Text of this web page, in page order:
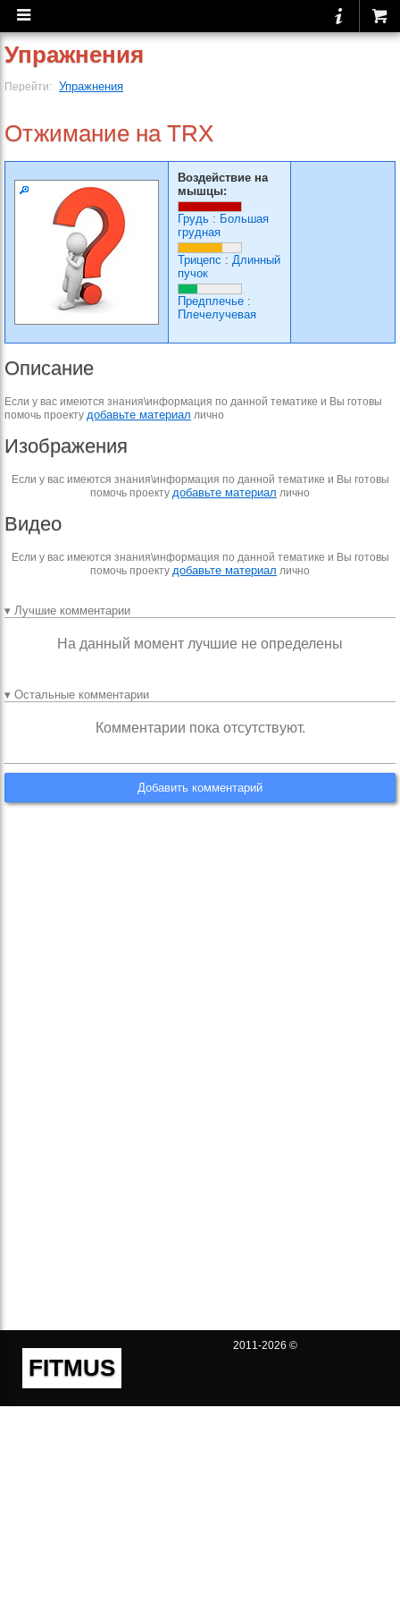
Упражнения
Перейти: Упражнения
Отжимание на TRX
Воздействие на
мышцы:
Грудь : Большая
грудная
Трицепс : Длинный
пучок
Предплечье :
Плечелучевая
Описание
Если у вас имеются знания\информация по данной тематике и Вы готовы
помочь проекту добавьте материал лично
Изображения
Если у вас имеются знания\информация по данной тематике и Вы готовы
помочь проекту добавьте материал лично
Видео
Если у вас имеются знания\информация по данной тематике и Вы готовы
помочь проекту добавьте материал лично
▾ Лучшие комментарии
На данный момент лучшие не определены
▾ Остальные комментарии
Комментарии пока отсутствуют.
Добавить комментарий
FITMUS
2011-2026 ©